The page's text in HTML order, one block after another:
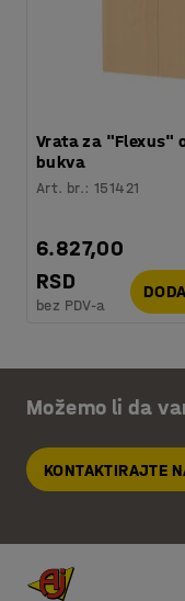
Vrata za "Flexus"
bukva
Art. br.:151421
6.827,00
RSD
bez PDV-a
Možemo li da
KONTAKTIRAJTE